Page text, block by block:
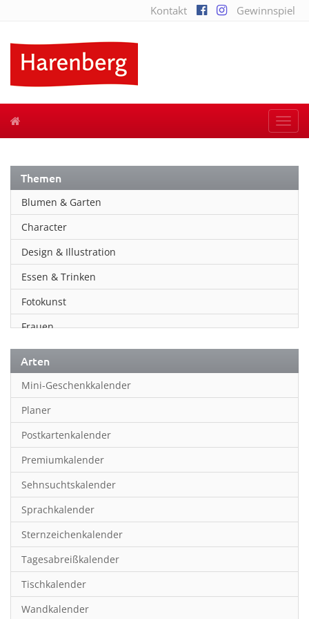
Kontakt Gewinnspiel
Themen
Blumen & Garten
Character
Design & Illustration
Essen & Trinken
Fotokunst
Frauen
Fußball
Geschichte
Humor & Cartoon
Inspiration & Entspannung
Inspiration & Spiritualität
Kinderkalender
Kunst
Länder & Städte
Landschaft & Natur
Lifestyle
Literatur
Arten
Mini-Geschenkkalender
Planer
Postkartenkalender
Premiumkalender
Sehnsuchtskalender
Sprachkalender
Sternzeichenkalender
Tagesabreißkalender
Tischkalender
Wandkalender